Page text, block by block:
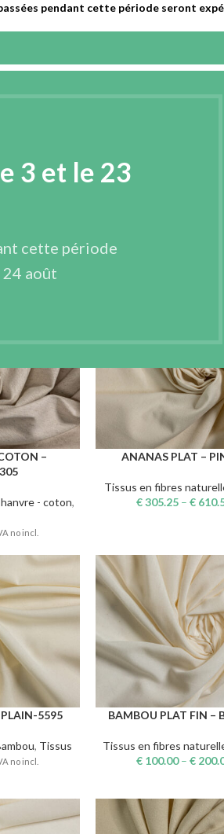
3 et le 23
cette période
août
fibres
155 Produits 84 Produits
–
- coton,
no incl.
CHOIX DES OPTIONS
ANANAS PLAT –
Tissus en fibres
€305.25– €
5595
, Tissus
no incl.
CHOIX DES OPTIONS
BAMBOU PLAT FIN –
Tissus en fibres
€100.00– €
pendant cette période seront